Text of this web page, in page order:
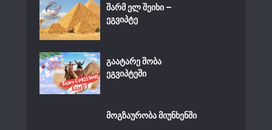
შარმ ელ შეიხი –
ეგვიპტე
გაატარე შობა
ეგვიპტეში
მოგზაურობა მიუნხენში